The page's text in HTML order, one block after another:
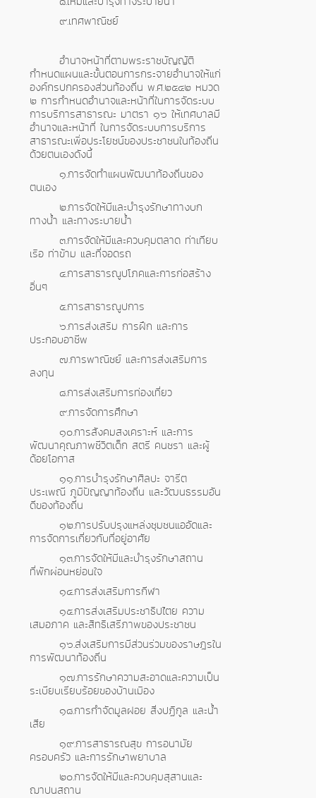
๙.เทศพาณิชย์
อำนาจหน้าที่ตามพระราชบัญญัติ
กำหนดแผนและขั้นตอนการกระจายอำนาจให้แก่
องค์กรปกครองส่วนท้องถิ่น พ.ศ.๒๕๔๒ หมวด
๒ การกำหนดอำนาจและหน้าที่ในการจัดระบบ
การบริการสาธารณะ มาตรา ๑๖ ให้เทศบาลมี
อำนาจและหน้าที่ ในการจัดระบบการบริการ
สาธารณะเพื่อประโยชน์ของประชาชนในท้องถิ่น
ด้วยตนเองดังนี้
๑.การจัดทำแผนพัฒนาท้องถิ่นของ
ตนเอง
๒.การจัดให้มีและบำรุงรักษาทางบก
ทางน้ำ และทางระบายน้ำ
๓.การจัดให้มีและควบคุมตลาด ท่าเทียบ
เรือ ท่าข้าม และที่จอดรถ
๔.การสาธารณูปโภคและการก่อสร้าง
อื่นๆ
๕.การสาธารณูปการ
๖.การส่งเสริม การฝึก และการ
ประกอบอาชีพ
๗.การพาณิชย์ และการส่งเสริมการ
ลงทุน
๘.การส่งเสริมการท่องเที่ยว
๙.การจัดการศึกษา
๑๐.การสังคมสงเคราะห์ และการ
พัฒนาคุณภาพชีวิตเด็ก สตรี คนชรา และผู้
ด้อยโอกาส
๑๑.การบำรุงรักษาศิลปะ จารีต
ประเพณี ภูมิปัญญาท้องถิ่น และวัฒนธรรมอัน
ดีของท้องถิ่น
๑๒.การปรับปรุงแหล่งชุมชนแออัดและ
การจัดการเกี่ยวกับที่อยู่อาศัย
๑๓.การจัดให้มีและบำรุงรักษาสถาน
ที่พักผ่อนหย่อนใจ
๑๔.การส่งเสริมการกีฬา
๑๕.การส่งเสริมประชาธิปไตย ความ
เสมอภาค และสิทธิเสรีภาพของประชาชน
๑๖.ส่งเสริมการมีส่วนร่วมของราษฎรใน
การพัฒนาท้องถิ่น
๑๗.การรักษาความสะอาดและความเป็น
ระเบียบเรียบร้อยของบ้านเมือง
๑๘.การกำจัดมูลฝอย สิ่งปฏิกูล และน้ำ
เสีย
๑๙.การสาธารณสุข การอนามัย
ครอบครัว และการรักษาพยาบาล
๒๐.การจัดให้มีและควบคุมสุสานและ
ฌาปนสถาน